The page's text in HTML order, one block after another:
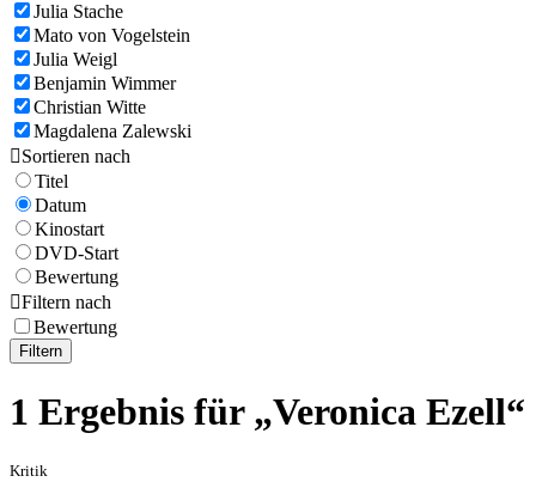
Julia Stache
Mato von Vogelstein
Julia Weigl
Benjamin Wimmer
Christian Witte
Magdalena Zalewski
Sortieren nach
Titel
Datum
Kinostart
DVD-Start
Bewertung
Filtern nach
Bewertung
Filtern
1 Ergebnis für „Veronica Ezell“
Kritik